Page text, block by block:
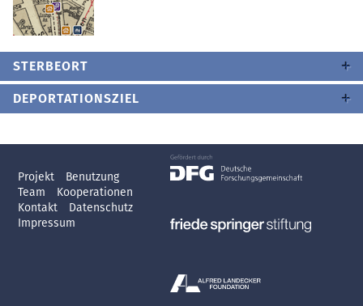
STERBEORT
DEPORTATIONSZIEL
Projekt
Benutzung
Team
Kooperationen
Kontakt
Datenschutz
Impressum